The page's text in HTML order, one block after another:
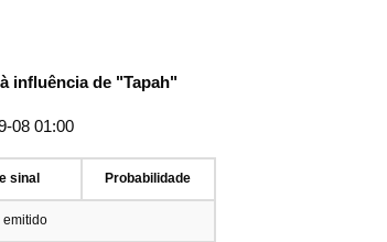
influência de "Tapah"
08 01:00
sinal Probabilidade
emitido